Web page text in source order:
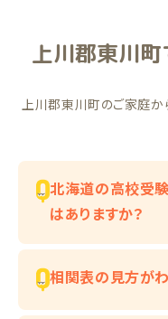
上川郡東川町
上川郡東川町のご家庭か
北海道の高校受
はありますか？
相関表の見方が